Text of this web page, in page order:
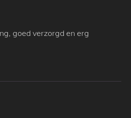
goed verzorgd en erg